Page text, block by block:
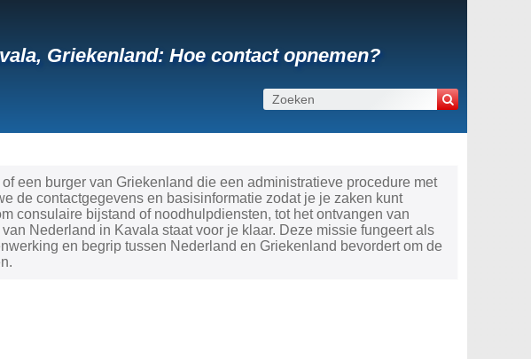
Griekenland: Hoe contact opnemen?
een burger van Griekenland die een administratieve procedure met
de contactgegevens en basisinformatie zodat je je zaken kunt
consulaire bijstand of noodhulpdiensten, tot het ontvangen van
Nederland in Kavala staat voor je klaar. Deze missie fungeert als
en begrip tussen Nederland en Griekenland bevordert om de